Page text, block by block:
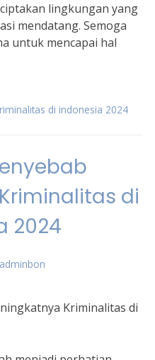
lingkungan yang
mendatang. Semoga
untuk mencapai hal
di indonesia 2024
di
2024
adminbon
Kriminalitas di